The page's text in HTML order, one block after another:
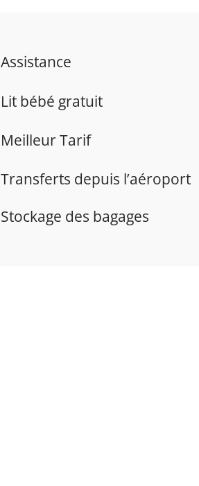
Assistance
Lit bébé gratuit
Meilleur Tarif
Transferts depuis l’aéroport
Stockage des bagages